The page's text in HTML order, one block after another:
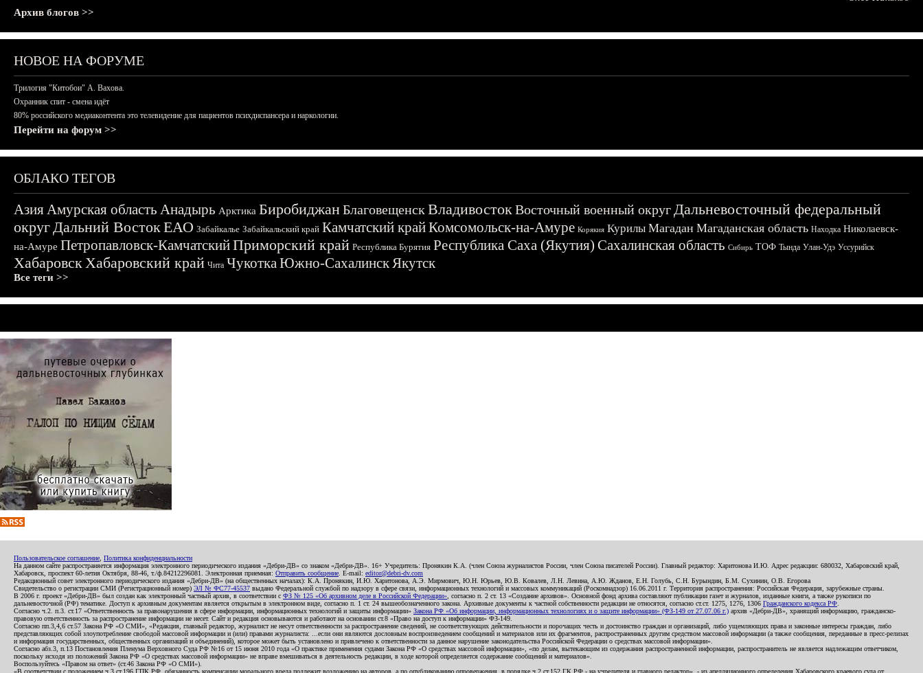
Архив блогов >>
НОВОЕ НА ФОРУМЕ
Трилогия "Китобои" А. Вахова.
Охранник спит - смена идёт
80% российского медиаконтента это телевидение для пациентов психдиспансера и наркологии.
Перейти на форум >>
ОБЛАКО ТЕГОВ
АзияАмурская область Анадырь Арктика БиробиджанБлаговещенскВладивостокВосточный военный округДальневосточный федеральный
округДальний ВостокЕАО Забайкалье Забайкальский край Камчатский крайКомсомольск-на-Амуре Корякия Курилы Магадан Магаданская область Находка Николаевск-
на-Амуре Петропавловск-КамчатскийПриморский край Республика Бурятия Республика Саха (Якутия) Сахалинская область Сибирь ТОФ Тында Улан-Удэ Уссурийск
ХабаровскХабаровский край Чита ЧукоткаЮжно-СахалинскЯкутск
Все теги >>
Пользовательское соглашение Политика конфиденциальности
На данном сайте распространяется информация электронного периодического издания «Дебри-ДВ» со знаком «Дебри-ДВ». 16+ Учредитель: Пронякин К.А. (член Союза журналистов России, член Союза писателей России). Главный редактор: Харитонова И.Ю. Адрес редакции: 680032, Хабаровский край,
Хабаровск, проспект 60-летия Октября, 88-46, т./ф.84212296081. Электронная приемная: Отправить сообщение . E-mail: editor@debri-dv.com
Редакционный совет электронного периодического издания «Дебри-ДВ» (на общественных началах): К.А. Пронякин, И.Ю. Харитонова, А.Э. Мирмович, Ю.Н. Юрьев, Ю.В. Ковалев, Л.Н. Левина, А.Ю. Жданов, Е.Н. Голубь, С.Н. Бурындин, Б.М. Сухинин, О.В. Егорова
Свидетельство о регистрации СМИ (Регистрационный номер) ЭЛ № ФС77-45537 выдано Федеральной службой по надзору в сфере связи, информационных технологий и массовых коммуникаций (Роскомнадзор) 16.06.2011 г. Территория распространения: Российская Федерация, зарубежные страны.
В 2006 г. проект «Дебри-ДВ» был создан как электронный частный архив, в соответствии с ФЗ № 125 «Об архивном деле в Российской Федерации» , согласно п. 2 ст. 13 «Создание архивов». Основной фонд архива составляют публикации газет и журналов, изданные книги, а также рукописи по
дальневосточной (РФ) тематике. Доступ к архивным документам является открытым в электронном виде, согласно п. 1 ст. 24 вышеобозначенного закона. Архивные документы к частной собственности редакции не относятся, согласно ст.ст. 1275, 1276, 1306 Гражданского кодекса РФ
Согласно ч.2. п.3. ст.17 «Ответственность за правонарушения в сфере информации, информационных технологий и защиты информации» Закона РФ «Об информации, информационных технологиях и о защите информации» (ФЗ-149 от 27.07.06 г.) архив «Дебри-ДВ», хранящий информацию, гражданско-
правовую ответственность за распространение информации не несет. Сайт и редакция основываются и работают на основании ст.8 «Право на доступ к информации» ФЗ-149.
Согласно пп.3,4,6 ст.57 Закона РФ «О СМИ», «Редакция, главный редактор, журналист не несут ответственности за распространение сведений, не соответствующих действительности и порочащих честь и достоинство граждан и организаций, либо ущемляющих права и законные интересы граждан, либо
представляющих собой злоупотребление свободой массовой информации и (или) правами журналиста: ...если они являются дословным воспроизведением сообщений и материалов или их фрагментов, распространенных другим средством массовой информации (а также сообщения, переданные в пресс-релизах
и информация государственных, общественных организаций и объединений), которое может быть установлено и привлечено к ответственности за данное нарушение законодательства Российской Федерации о средствах массовой информации».
Согласно абз.3, п.13 Постановления Пленума Верховного Суда РФ №16 от 15 июня 2010 года «О практике применения судами Закона РФ «О средствах массовой информации», «по делам, вытекающим из содержания распространенной информации, распространитель не является надлежащим ответчиком,
поскольку исходя из положений Закона РФ «О средствах массовой информации» не вправе вмешиваться в деятельность редакции, в ходе которой определяется содержание сообщений и материалов».
Воспользуйтесь «Правом на ответ» (ст.46 Закона РФ «О СМИ»).
«В соответствии с положением ч.3 ст.196 ГПК РФ, обязанность компенсации морального вреда подлежит возложению на авторов, а по опубликованию опровержения, в порядке ч.2 ст.152 ГК РФ - на учредителя и главного редактор», - из апелляционного определения Хабаровского краевого суда от